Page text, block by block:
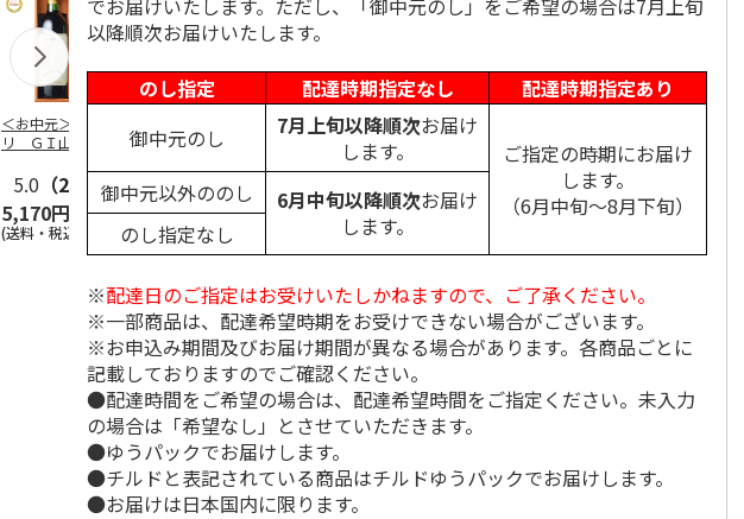
＜お中元＞シャンモ
リ ＧＩ山梨甲州＆
ーＡ…
5.0 （2）
5,170円
(送料・税込)
＜お中元＞濱田 梅
酒ＨＡＭＡＤＡ Ｒ
3,800円
(送料・税込)
＜お中元＞モメサ
ン ブルゴーニュ
赤白ワインセット
5,500円
(送料・税込)
＜お中元＞梅酒飲み
比べ４本セット
4,180円
ギフト！手もぎ梅の
梅酒
4,730円
でお届けいたします。ただし、「御中元のし」をご希望の場合は7月上旬
以降順次お届けいたします。
のし指定
配達時期指定なし
配達時期指定あり
御中元のし
7月上旬以降順次お届け
します。
ご指定の時期にお届け
します。
（6月中旬～8月下旬）
御中元以外ののし 6月中旬以降順次お届け
します。
のし指定なし
※配達日のご指定はお受けいたしかねますので、ご了承ください。
※一部商品は、配達希望時期をお受けできない場合がございます。
※お申込み期間及びお届け期間が異なる場合があります。各商品ごとに
記載しておりますのでご確認ください。
●配達時間をご希望の場合は、配達希望時間をご指定ください。未入力
の場合は「希望なし」とさせていただきます。
●ゆうパックでお届けします。
●チルドと表記されている商品はチルドゆうパックでお届けします。
●お届けは日本国内に限ります。